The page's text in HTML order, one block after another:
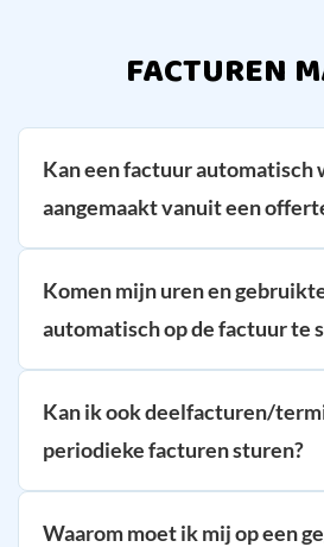
FACTUREN
Kan een factuur automatisch
aangemaakt vanuit een
Komen mijn uren en
automatisch op de factuur te
Kan ik ook deelfacturen/
periodieke facturen sturen?
Waarom moet ik mij op een